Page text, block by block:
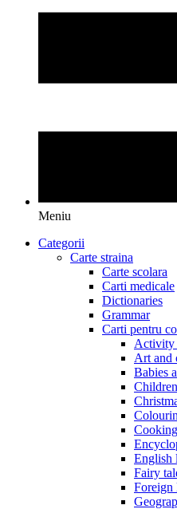
Meniu
Categorii
Carte straina
Carte scolara
Carti medicale
Dictionaries
Grammar
Carti pentru
Activity
Art and
Babies
English
Fairy
Foreign